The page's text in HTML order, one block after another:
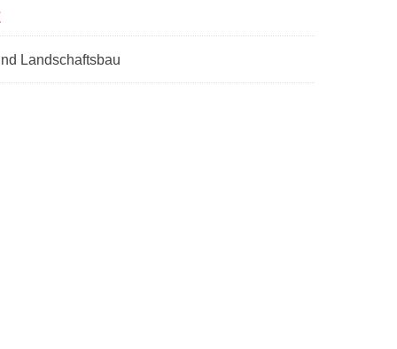
Landschaftsbau